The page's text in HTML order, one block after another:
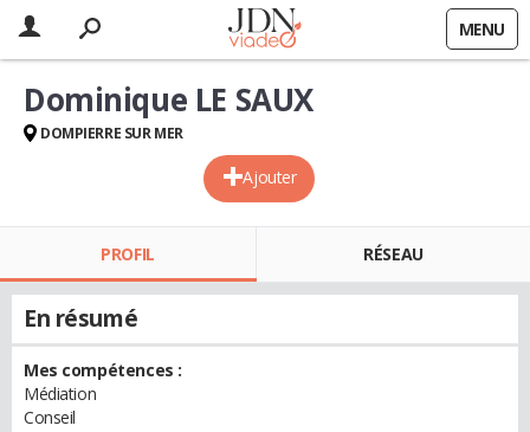
MENU
Ajouter
Dominique LE SAUX
DOMPIERRE SUR MER
PROFIL RÉSEAU
En résumé
Mes compétences :
Médiation
Conseil